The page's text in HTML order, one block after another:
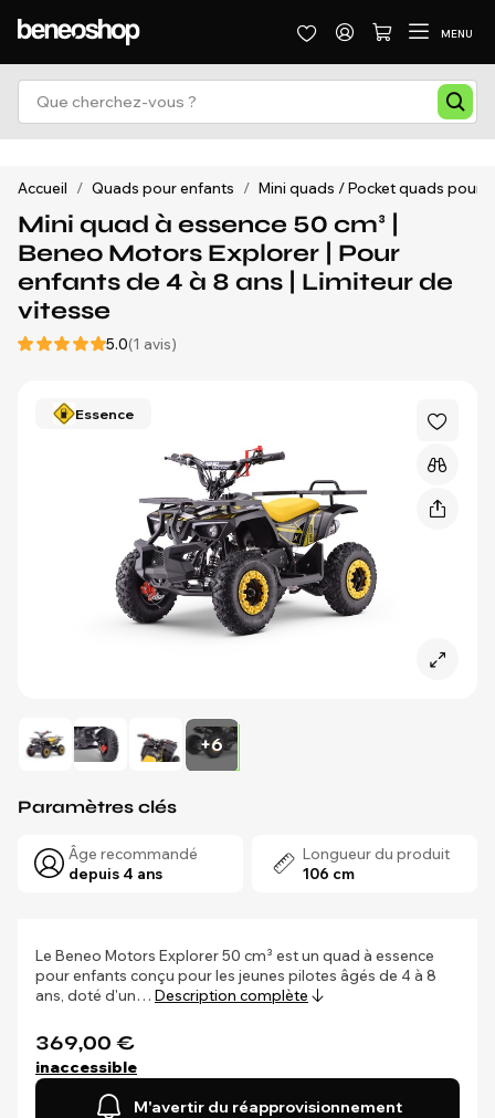
MENU
Accueil / Quads pour enfants / Mini quads / Pocket quads pour
Mini quad à essence 50 cm³ |
Beneo Motors Explorer | Pour
enfants de 4 à 8 ans | Limiteur de
vitesse
5.0(1 avis)
Essence
+6
Paramètres clés
Âge recommandé
depuis 4 ans
Longueur du produit
106 cm
Le Beneo Motors Explorer 50 cm³ est un quad à essence
pour enfants conçu pour les jeunes pilotes âgés de 4 à 8
ans, doté d'un… Description complète
369,00 €
inaccessible
M'avertir du réapprovisionnement